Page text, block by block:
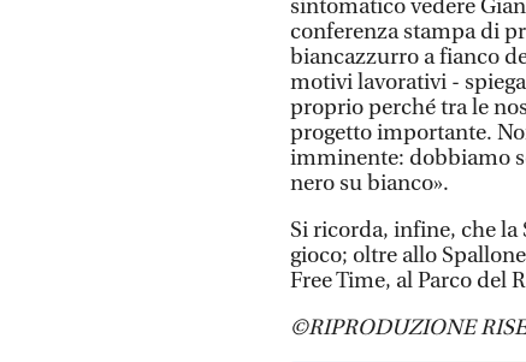
sintomatico vedere
conferenza stampa di
biancazzurro a fianco
motivi lavorativi -
proprio perché tra le
progetto importante.
imminente: dobbiamo
nero su bianco».
Si ricorda, infine, che
gioco; oltre allo
Free Time, al Parco del
©RIPRODUZIONE